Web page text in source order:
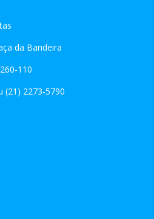
da Bandeira
110
(21) 2273-5790